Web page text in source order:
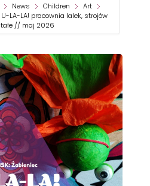
News Children
Art
U-LA-LA! pracownia lalek, strojów
// maj 2026